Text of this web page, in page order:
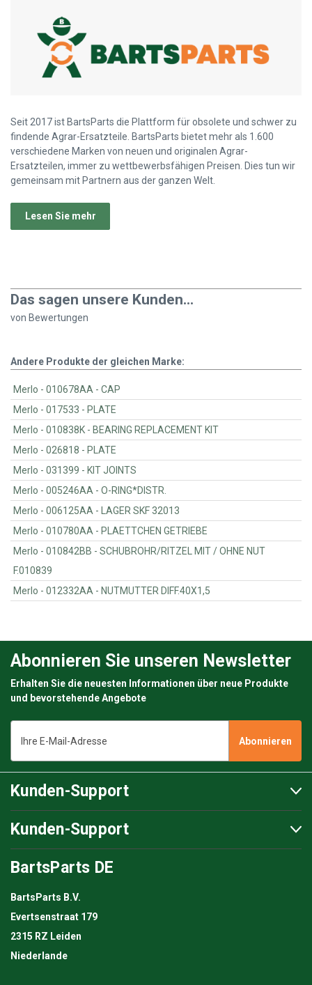
Seit 2017 ist BartsParts die Plattform für obsolete und schwer zu
findende Agrar-Ersatzteile. BartsParts bietet mehr als 1.600
verschiedene Marken von neuen und originalen Agrar-
Ersatzteilen, immer zu wettbewerbsfähigen Preisen. Dies tun wir
gemeinsam mit Partnern aus der ganzen Welt.
Lesen Sie mehr
Das sagen unsere Kunden...
von Bewertungen
Andere Produkte der gleichen Marke:
Merlo - 010678AA - CAP
Merlo - 017533 - PLATE
Merlo - 010838K - BEARING REPLACEMENT KIT
Merlo - 026818 - PLATE
Merlo - 031399 - KIT JOINTS
Merlo - 005246AA - O-RING*DISTR.
Merlo - 006125AA - LAGER SKF 32013
Merlo - 010780AA - PLAETTCHEN GETRIEBE
Merlo - 010842BB - SCHUBROHR/RITZEL MIT / OHNE NUT
F.010839
Merlo - 012332AA - NUTMUTTER DIFF.40X1,5
Abonnieren Sie unseren Newsletter
Erhalten Sie die neuesten Informationen über neue Produkte
und bevorstehende Angebote
Mail-
Adresse
Kunden-Support
Kunden-Support
BartsParts DE
BartsParts B.V.
Evertsenstraat 179
2315 RZ Leiden
Niederlande